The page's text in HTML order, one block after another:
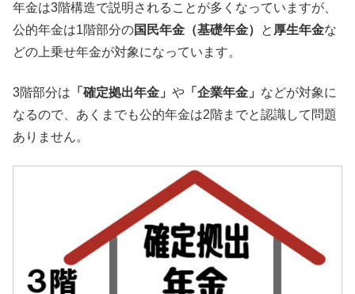
年金は3階構造で説明されることが多くなっていますが、
公的年金は1階部分の国民年金（基礎年金） と 厚生年金な
どの上乗せ年金が対象になっています。
3階部分は 「確定拠出年金」 や 「企業年金」 などが対象に
なるので、あくまでも公的年金は2階までと認識して問題
ありません。